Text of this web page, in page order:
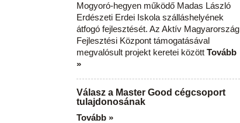
Mogyoró-hegyen működő Madas László
Erdészeti Erdei Iskola szálláshelyének
átfogó fejlesztését. Az Aktív Magyarország
Fejlesztési Központ támogatásával
megvalósult projekt keretei között Tovább
»
Válasz a Master Good cégcsoport
tulajdonosának
Tovább »